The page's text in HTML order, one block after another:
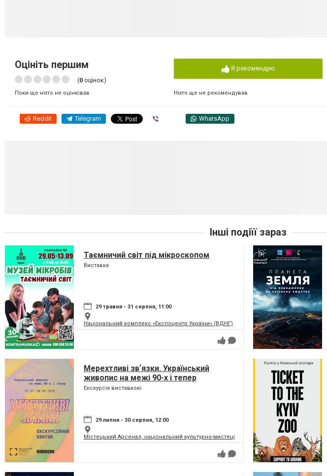
Оцініть першим
(0 оцінок)
Поки ще ніхто не оцінював
Я рекомендую
Ніхто ще не рекомендував
Reddit Telegram WhatsApp
Інші подіїї зараз
Таємничий світ під мікроскопом
Виставка
29 травня - 31 серпня, 11:00
Національний комплекс «Експоцентр України» (ВДНГ)
Мерехтливі звʼязки. Український
живопис на межі 90-х і тепер
Екскурсія виставкою
29 липня - 30 серпня, 12:00
Містецький Арсенал, національний культурно-мистецький та музейний комплекс